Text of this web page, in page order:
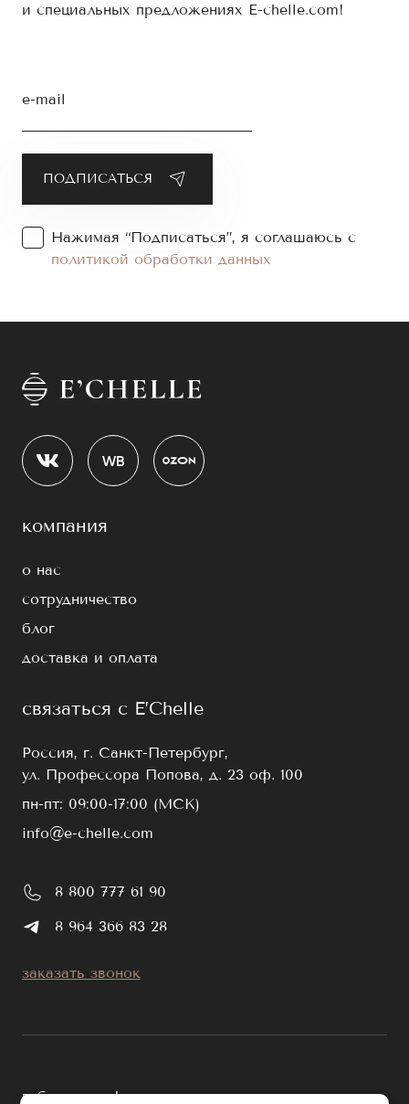
и специальных предложениях E-chelle.com!
e-mail
Нажимая “Подписаться”, я соглашаюсь с
политикой обработки данных
компания
о нас
сотрудничество
блог
доставка и оплата
связаться с E’Chelle
Россия, г. Санкт-Петербург,
ул. Профессора Попова, д. 23 оф. 100
пн-пт: 09:00-17:00 (МСК)
info@e-chelle.com
8 800 777 61 90
8 964 366 83 28
заказать звонок
публичная оферта